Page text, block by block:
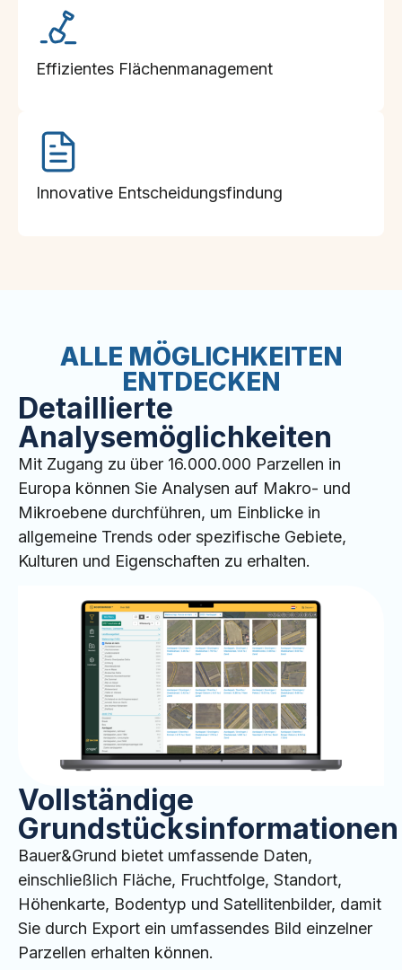
Effizientes Flächenmanagement
Innovative Entscheidungsfindung
ALLE MÖGLICHKEITEN
ENTDECKEN
Detaillierte
Analysemöglichkeiten
Mit Zugang zu über 16.000.000 Parzellen in
Europa können Sie Analysen auf Makro- und
Mikroebene durchführen, um Einblicke in
allgemeine Trends oder spezifische Gebiete,
Kulturen und Eigenschaften zu erhalten.
Vollständige
Grundstücksinformationen
Bauer&Grund bietet umfassende Daten,
einschließlich Fläche, Fruchtfolge, Standort,
Höhenkarte, Bodentyp und Satellitenbilder, damit
Sie durch Export ein umfassendes Bild einzelner
Parzellen erhalten können.